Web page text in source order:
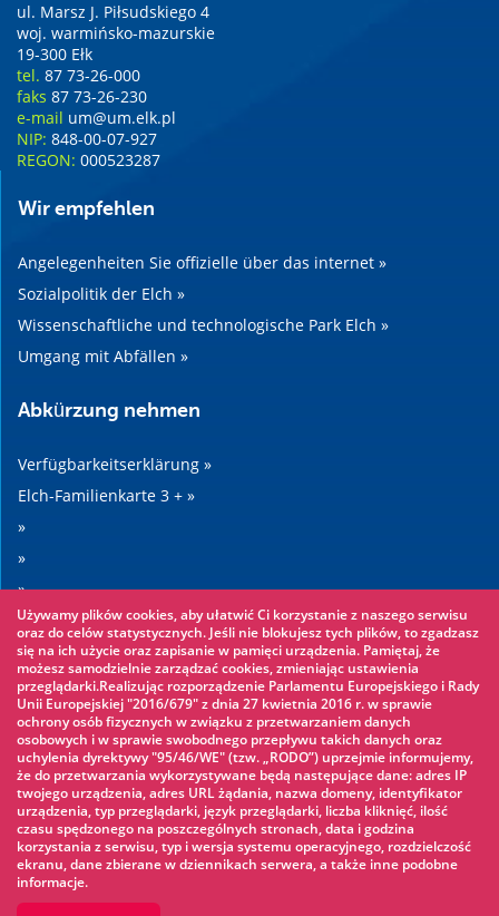
ul. Marsz J. Piłsudskiego 4
woj. warmińsko-mazurskie
19-300 Ełk
tel. 87 73-26-000
faks 87 73-26-230
e-mail um@um.elk.pl
NIP: 848-00-07-927
REGON: 000523287
Wir empfehlen
Angelegenheiten Sie offizielle über das internet »
Sozialpolitik der Elch »
Wissenschaftliche und technologische Park Elch »
Umgang mit Abfällen »
Abkürzung nehmen
Verfügbarkeitserklärung »
Elch-Familienkarte 3 + »
»
»
»
»
Sehenswertes
Seilpark »
Wasserpark »
Eisbahn »
KINOECK »
Museum »
Używamy plików cookies, aby ułatwić Ci korzystanie z naszego serwisu
oraz do celów statystycznych. Jeśli nie blokujesz tych plików, to zgadzasz
się na ich użycie oraz zapisanie w pamięci urządzenia. Pamiętaj, że
możesz samodzielnie zarządzać cookies, zmieniając ustawienia
przeglądarki.Realizując rozporządzenie Parlamentu Europejskiego i Rady
Unii Europejskiej "2016/679" z dnia 27 kwietnia 2016 r. w sprawie
ochrony osób fizycznych w związku z przetwarzaniem danych
osobowych i w sprawie swobodnego przepływu takich danych oraz
uchylenia dyrektywy "95/46/WE" (tzw. „RODO”) uprzejmie informujemy,
że do przetwarzania wykorzystywane będą następujące dane: adres IP
twojego urządzenia, adres URL żądania, nazwa domeny, identyfikator
urządzenia, typ przeglądarki, język przeglądarki, liczba kliknięć, ilość
czasu spędzonego na poszczególnych stronach, data i godzina
korzystania z serwisu, typ i wersja systemu operacyjnego, rozdzielczość
ekranu, dane zbierane w dziennikach serwera, a także inne podobne
informacje.